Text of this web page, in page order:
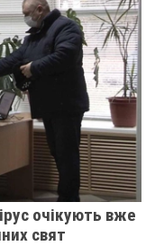
очікують вже
свят